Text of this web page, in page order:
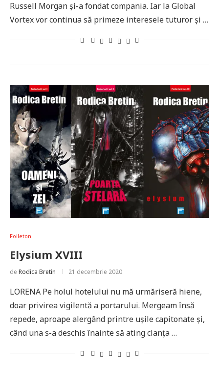
Russell Morgan şi-a fondat compania. Iar la Global
Vortex vor continua să primeze interesele tuturor şi …
Foileton
Elysium XVIII
de Rodica Bretin 21 decembrie 2020
LORENA Pe holul hotelului nu mă urmăriseră hiene,
doar privirea vigilentă a portarului. Mergeam însă
repede, aproape alergând printre uşile capitonate şi,
când una s-a deschis înainte să ating clanţa …